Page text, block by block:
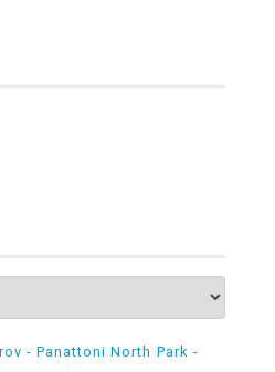
- Panattoni North Park -